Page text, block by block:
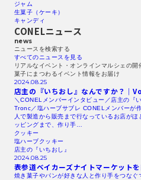
ジャム
生菓子（ケーキ）
キャンディ
CONELニュース
news
ニュースを検索する​
すべてのニュースを見る​
リアルなイベント・オンラインマルシェの
菓子にまつわるイベント情報をお届け
2024.08.25
店主の『いちおし』なんですか？｜
＼CONELメンバーインタビュー／店主の『
Tronc／塩ハーブサブレ CONELメンバーが
人で製造から販売まで行なっているお店が
ッピングまで、作り手…
クッキー
塩ハーブクッキー
店主の『いちおし』
2024.08.25
表参道ベイカーズナイトマーケット
焼き菓子やパンが好きな人と作り手をつな